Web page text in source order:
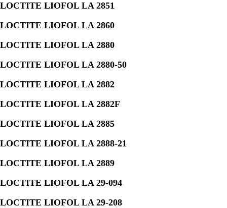
LOCTITE LIOFOL LA 2851
LOCTITE LIOFOL LA 2860
LOCTITE LIOFOL LA 2880
LOCTITE LIOFOL LA 2880-50
LOCTITE LIOFOL LA 2882
LOCTITE LIOFOL LA 2882F
LOCTITE LIOFOL LA 2885
LOCTITE LIOFOL LA 2888-21
LOCTITE LIOFOL LA 2889
LOCTITE LIOFOL LA 29-094
LOCTITE LIOFOL LA 29-208